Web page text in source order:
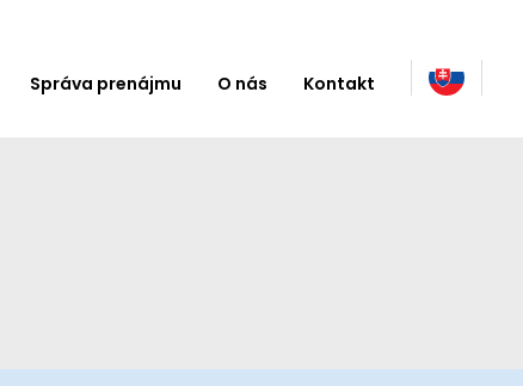
Správa prenájmu O nás Kontakt